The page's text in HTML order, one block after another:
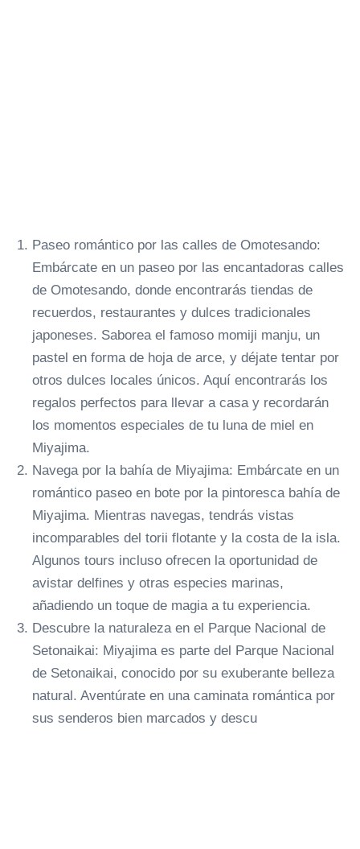
Paseo romántico por las calles de Omotesando:
Embárcate en un paseo por las encantadoras calles
de Omotesando, donde encontrarás tiendas de
recuerdos, restaurantes y dulces tradicionales
japoneses. Saborea el famoso momiji manju, un
pastel en forma de hoja de arce, y déjate tentar por
otros dulces locales únicos. Aquí encontrarás los
regalos perfectos para llevar a casa y recordarán
los momentos especiales de tu luna de miel en
Miyajima.
Navega por la bahía de Miyajima: Embárcate en un
romántico paseo en bote por la pintoresca bahía de
Miyajima. Mientras navegas, tendrás vistas
incomparables del torii flotante y la costa de la isla.
Algunos tours incluso ofrecen la oportunidad de
avistar delfines y otras especies marinas,
añadiendo un toque de magia a tu experiencia.
Descubre la naturaleza en el Parque Nacional de
Setonaikai: Miyajima es parte del Parque Nacional
de Setonaikai, conocido por su exuberante belleza
natural. Aventúrate en una caminata romántica por
sus senderos bien marcados y descu